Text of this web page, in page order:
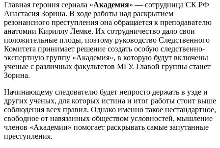
Главная героиня сериала «Академия» — сотрудница СК РФ
Анастасия Зорина. В ходе работы над раскрытием
резонансного преступления она обращается к преподавателю
анатомии Кириллу Лемке. Их сотрудничество дало свои
положительные плоды, поэтому руководство Следственного
Комитета принимает решение создать особую следственно-
экспертную группу «Академия», в которую будут включены
ученые с различных факультетов МГУ. Главой группы станет
Зорина.
Начинающему следователю будет непросто держать в узде и
других ученых, для которых истина и итог работы стоит выше
соблюдения всех правил. Однако именно такое нестандартное,
свободное от навязанных обществом условностей, мышление
членов «Академии» помогает раскрывать самые запутанные
преступления.